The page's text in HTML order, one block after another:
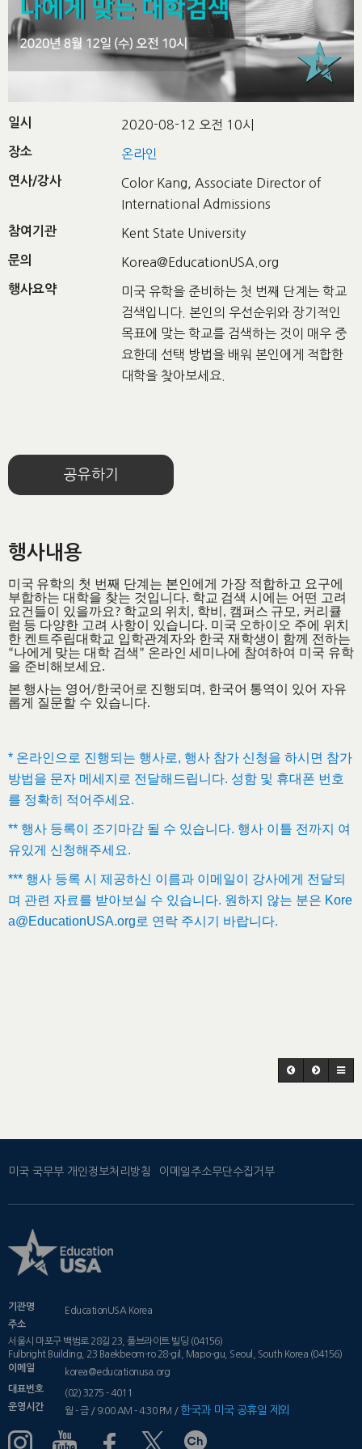
일시 2020-08-12 오전 10시
장소 온라인
연사/강사
Color Kang, Associate Director of
International Admissions
참여기관 Kent State University
문의 Korea@EducationUSA.org
행사요약
미국 유학을 준비하는 첫 번째 단계는 학교
검색입니다. 본인의 우선순위와 장기적인
목표에 맞는 학교를 검색하는 것이 매우 중
요한데 선택 방법을 배워 본인에게 적합한
대학을 찾아보세요.
공유하기
행사내용
미국 유학의 첫 번째 단계는 본인에게 가장 적합하고 요구에
부합하는 대학을 찾는 것입니다. 학교 검색 시에는 어떤 고려
요건들이
있을까요? 학교의 위치 , 학비 , 캠퍼스 규모 , 커리큘
럼 등 다양한 고려 사항이 있습니다. 미국 오하이오 주에 위치
한 켄트주립대학교 입학관계자와 한국 재학생이 함께 전하는
“나에게 맞는 대학 검색” 온라인 세미나에 참여하여 미국 유학
을 준비해보세요.
본 행사는 영어/한국어로 진행되며 , 한국어 통역이 있어 자유
롭게 질문할 수 있습니다.
* 온라인으로 진행되는 행사로, 행사 참가 신청을 하시면 참가
방법을 문자 메세지로 전달해드립니다. 성함 및 휴대폰 번호
를 정확히 적어주세요.
** 행사 등록이 조기마감 될 수 있습니다. 행사 이틀 전까지
여
유있게 신청해주세요.
*** 행사 등록 시 제공하신 이름과 이메일이 강사에게 전달되
며 관련 자료를 받아보실 수 있습니다. 원하지 않는 분은 Kore
a@EducationUSA.org 로 연락 주시기 바랍니다.
미국 국무부 개인정보처리방침 이메일주소무단수집거부
기관명
EducationUSA Korea
주소
서울시 마포구 백범로 28길 23, 풀브라이트 빌딩 (04156)
Fulbright Building, 23 Baekbeom-ro 28-gil, Mapo-gu, Seoul, South Korea (04156)
이메일
korea@educationusa.org
대표번호
(02) 3275 - 4011
운영시간
월 - 금 / 9:00 AM - 4:30 PM / 한국과 미국 공휴일 제외